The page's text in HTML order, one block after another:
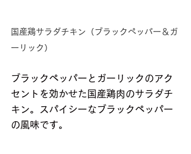
国産鶏サラダチキン（ブラックペッパー＆ガ
ーリック）
ブラックペッパーとガーリックのアク
セントを効かせた国産鶏肉のサラダチ
キン。スパイシーなブラックペッパー
の風味です。